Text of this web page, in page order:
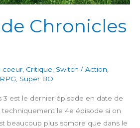
Chronicles
coeur, Critique, Switch / Action,
RPG, Super BO
3 est le dernier épisode en date de
techniquement le 4e épisode si on
beaucoup plus sombre que dans le